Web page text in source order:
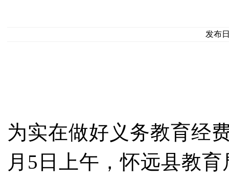
发布
为实在做好义务教育经
月5日上午，怀远县教